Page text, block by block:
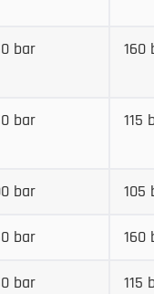
bar 160
bar 115
bar 105
bar 160
bar 115